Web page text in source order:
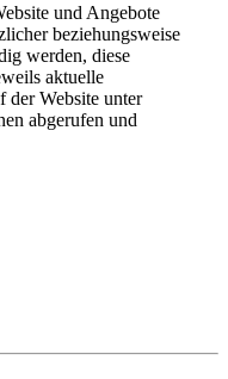
und Angebote
beziehungsweise
werden, diese
aktuelle
der Website unter
abgerufen und